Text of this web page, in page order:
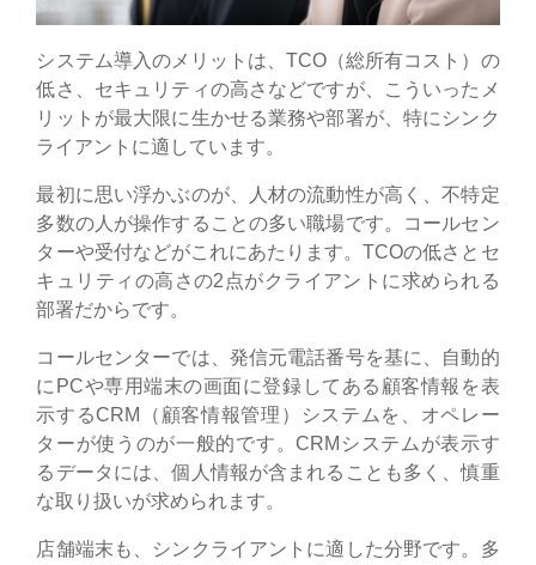
システム導入のメリットは、TCO（総所有コスト）の
低さ、セキュリティの高さなどですが、こういったメ
リットが最大限に生かせる業務や部署が、特にシンク
ライアントに適しています。
最初に思い浮かぶのが、人材の流動性が高く、不特定
多数の人が操作することの多い職場です。コールセン
ターや受付などがこれにあたります。TCOの低さとセ
キュリティの高さの2点がクライアントに求められる
部署だからです。
コールセンターでは、発信元電話番号を基に、自動的
にPCや専用端末の画面に登録してある顧客情報を表
示するCRM（顧客情報管理）システムを、オペレー
ターが使うのが一般的です。CRMシステムが表示す
るデータには、個人情報が含まれることも多く、慎重
な取り扱いが求められます。
店舗端末も、シンクライアントに適した分野です。多